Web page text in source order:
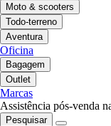
Moto & scooters
Todo-terreno
Aventura
Oficina
Bagagem
Outlet
Marcas
Assistência pós-venda
Pesquisar